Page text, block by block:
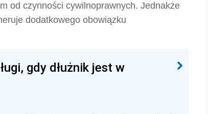
od czynności cywilnoprawnych. Jednakże
dodatkowego obowiązku
gdy dłużnik jest w